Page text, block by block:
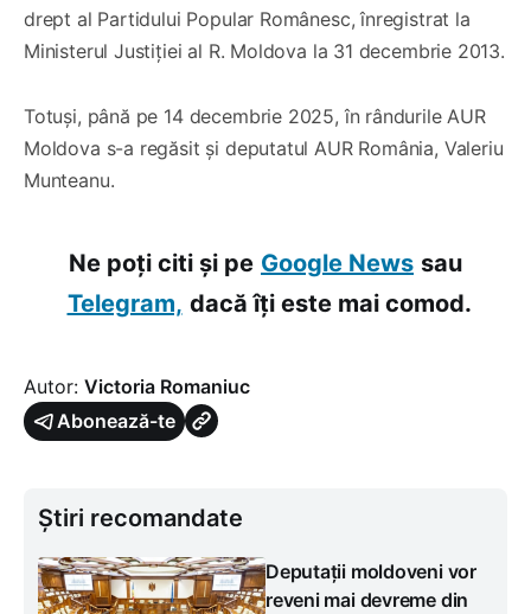
drept al Partidului Popular Românesc, înregistrat la
Ministerul Justiției al R. Moldova la 31 decembrie 2013.
Totuși, până pe 14 decembrie 2025, în rândurile AUR
Moldova s-a regăsit și deputatul AUR România, Valeriu
Munteanu.
Ne poți citi și pe Google News sau
Telegram, dacă îți este mai comod.
Autor: Victoria Romaniuc
Abonează-te
Știri recomandate
Deputații moldoveni vor
reveni mai devreme din